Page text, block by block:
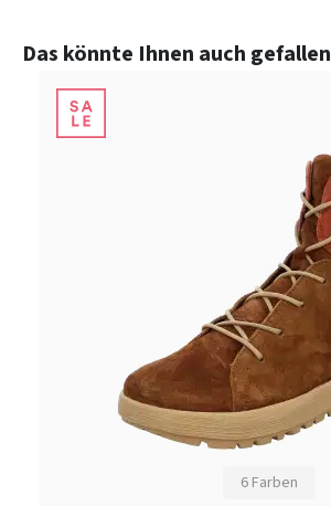
Produktgalerie überspringen
Das könnte Ihnen auch gefallen
6 Farben